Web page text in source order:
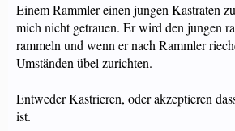
Einem Rammler einen jungen Kastraten
mich nicht getrauen. Er wird den jungen
rammeln und wenn er nach Rammler
Umständen übel zurichten.
Entweder Kastrieren, oder akzeptieren
ist.